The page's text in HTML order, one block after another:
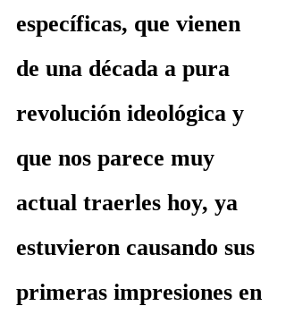
específicas, que vienen
de una década a pura
revolución ideológica y
que nos parece muy
actual traerles hoy, ya
estuvieron causando sus
primeras impresiones en